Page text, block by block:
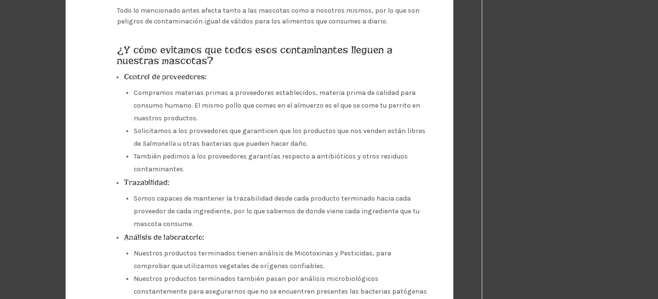
Todo lo mencionado antes afecta tanto a las mascotas como a nosotros mismos, por lo que son
peligros de contaminación igual de válidos para los alimentos que consumes a diario.
¿Y cómo evitamos que todos esos contaminantes lleguen a
nuestras mascotas?
Control de proveedores:
Compramos materias primas a proveedores establecidos, materia prima de calidad para
consumo humano. El mismo pollo que comes en el almuerzo es el que se come tu perrito en
nuestros productos.
Solicitamos a los proveedores que garanticen que los productos que nos venden están libres
de Salmonellau otras bacterias que pueden hacer daño.
También pedimos a los proveedores garantías respecto a antibióticos y otros residuos
contaminantes.
Trazabilidad:
Somos capaces de mantener la trazabilidad desde cada producto terminado hacia cada
proveedor de cada ingrediente, por lo que sabemos de donde viene cada ingrediente que tu
mascota consume.
Análisis de laboratorio:
Nuestros productos terminados tienen análisis de Micotoxinas y Pesticidas, para
comprobar que utilizamos vegetales de orígenes confiables.
Nuestros productos terminados también pasan por análisis microbiológicos
constantemente para asegurarnos que no se encuentren presentes las bacterias patógenas